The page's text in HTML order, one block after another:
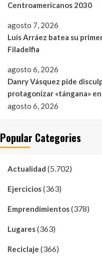
Centroamericanos 2030
agosto 7, 2026
Luis Arráez batea su
Filadelfia
agosto 6, 2026
Danry Vásquez pide
protagonizar «tángana» en
agosto 6, 2026
Popular Categories
Actualidad (5.702)
Ejercicios(363)
Emprendimientos(378)
Lugares(363)
Reciclaje (366)